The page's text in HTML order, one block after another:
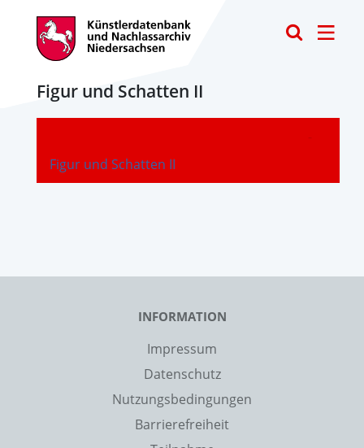
Figur und Schatten II
Figur und Schatten II
-
INFORMATION
Impressum
Datenschutz
Nutzungsbedingungen
Barrierefreiheit